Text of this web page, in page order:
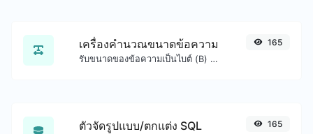
เครื่องคำนวณขนาดข้อความ
รับขนาดของข้อความเป็นไบต์ (B) กิโลไบต์ (KB) หรือเมกะไบต์ (MB)
165
ตัวจัดรูปแบบ/ตกแต่ง SQL 165